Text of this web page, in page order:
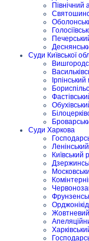
Північний
Суди Київської
Суди Харкова